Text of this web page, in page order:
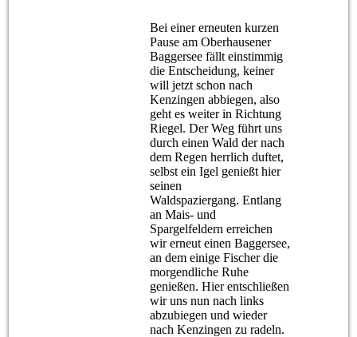
Bei einer erneuten kurzen
Pause am Oberhausener
Baggersee fällt einstimmig
die Entscheidung, keiner
will jetzt schon nach
Kenzingen abbiegen, also
geht es weiter in Richtung
Riegel. Der Weg führt uns
durch einen Wald der nach
dem Regen herrlich duftet,
selbst ein Igel genießt hier
seinen
Waldspaziergang.Entlang
an Mais- und
Spargelfeldern erreichen
wir erneut einen Baggersee,
an dem einige Fischer die
morgendliche Ruhe
genießen. Hier entschließen
wir uns nun nach links
abzubiegen und wieder
nach Kenzingen zu radeln.